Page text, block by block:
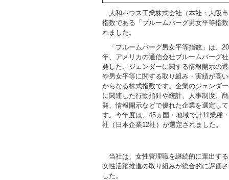
大和ハウス工業株式会社（本社：大阪
指数である「ブルームバーグ男女平等指
れました。
「ブルームバーグ男女平等指数」は、
年、アメリカの通信会社ブルームバーグ
発した、ジェンダーに関する情報開示の
や男女平等に関する取り組み・実績が高
からなる株式指数です。企業のジェンダ
に関連した行動指針や統計、人事制度、
発、情報開示などで優れた企業を選定し
す。今年度は、45ヵ国・地域で計11業種
社（日本企業12社）が選定されました。
当社は、女性管理職を継続的に輩出す
女性活躍推進の取り組みが総合的に評価
した。